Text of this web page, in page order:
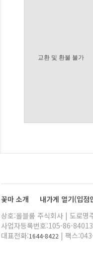
교환 및 환불 불가
꽃마 소개 내가게 열기(입점
상호:올블룸 주식회사 | 도로
사업자등록번호:105-86-
대표전화:1644-8422 | 팩스